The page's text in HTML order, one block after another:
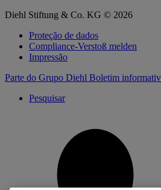
Diehl Stiftung & Co. KG © 2026
Proteção de dados
Compliance-Verstoß melden
Impressão
Parte do Grupo Diehl Boletim
Pesquisar